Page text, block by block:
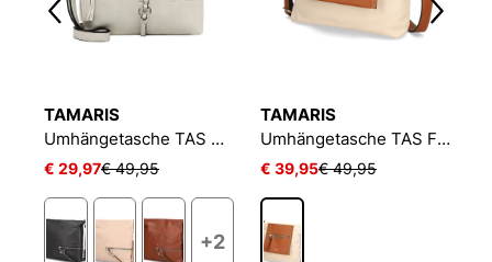
TAMARIS
Umhängetasche TAS Nele
€ 29,97€ 49,95
+2
TAMARIS
Umhängetasche TAS Fabrizia
€ 39,95€ 49,95